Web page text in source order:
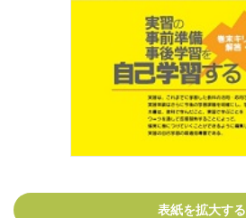
表紙を拡大する